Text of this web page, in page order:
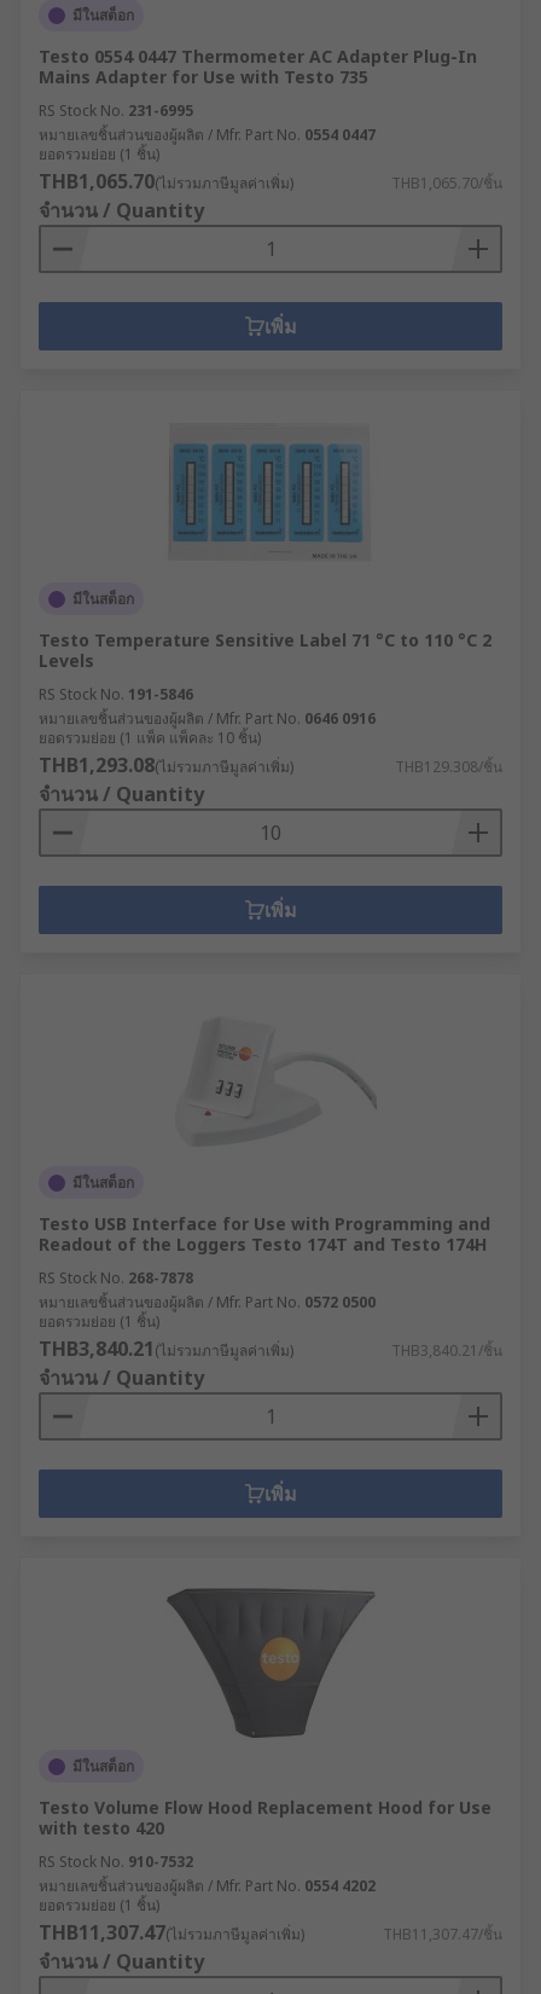
มีในสต็อก
Testo 0554 0447 Thermometer AC Adapter Plug-In
Mains Adapter for Use with Testo 735
RS Stock No. 231-6995
หมายเลขชิ้นส่วนของผู้ผลิต / Mfr. Part No. 0554 0447
ยอดรวมย่อย (1 ชิ้น)
THB1,065.70(ไม่รวมภาษีมูลค่าเพิ่ม) THB1,065.70/ชิ้น
จำนวน / Quantity
เพิ่ม
มีในสต็อก
Testo Temperature Sensitive Label 71 °C to 110 °C 2
Levels
RS Stock No. 191-5846
หมายเลขชิ้นส่วนของผู้ผลิต / Mfr. Part No. 0646 0916
ยอดรวมย่อย (1 แพ็ค แพ็คละ 10 ชิ้น)
THB1,293.08(ไม่รวมภาษีมูลค่าเพิ่ม) THB129.308/ชิ้น
จำนวน / Quantity
เพิ่ม
มีในสต็อก
Testo USB Interface for Use with Programming and
Readout of the Loggers Testo 174T and Testo 174H
RS Stock No. 268-7878
หมายเลขชิ้นส่วนของผู้ผลิต / Mfr. Part No. 0572 0500
ยอดรวมย่อย (1 ชิ้น)
THB3,840.21(ไม่รวมภาษีมูลค่าเพิ่ม) THB3,840.21/ชิ้น
จำนวน / Quantity
เพิ่ม
มีในสต็อก
Testo Volume Flow Hood Replacement Hood for Use
with testo 420
RS Stock No. 910-7532
หมายเลขชิ้นส่วนของผู้ผลิต / Mfr. Part No. 0554 4202
ยอดรวมย่อย (1 ชิ้น)
THB11,307.47(ไม่รวมภาษีมูลค่าเพิ่ม) THB11,307.47/ชิ้น
จำนวน / Quantity